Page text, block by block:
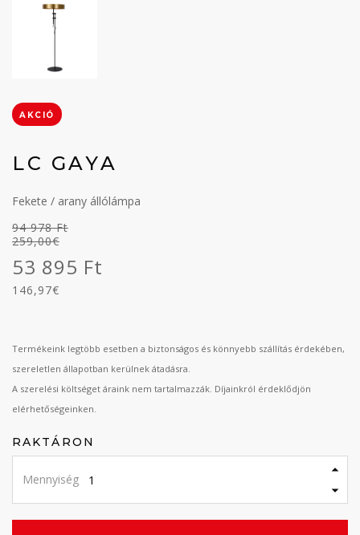
AKCIÓ
LC GAYA
Fekete / arany állólámpa
53 895 Ft
146,97€
94 978 Ft
259,00€
Termékeink legtöbb esetben a biztonságos és könnyebb szállítás érdekében,
szereletlen állapotban kerülnek átadásra.
A szerelési költséget áraink nem tartalmazzák. Díjainkról érdeklődjön
elérhetőségeinken.
RAKTÁRON
Mennyiség